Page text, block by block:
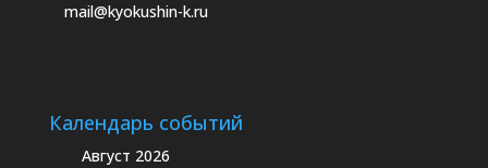
mail@kyokushin-k.ru
Календарь событий
Август 2026